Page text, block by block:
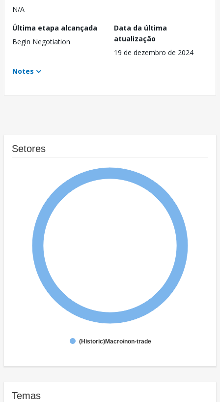
N/A
Última etapa alcançada
Begin Negotiation
Data da última
atualização
19 de dezembro de 2024
Notes
Setores
(Historic)Macro/non-trade
Temas